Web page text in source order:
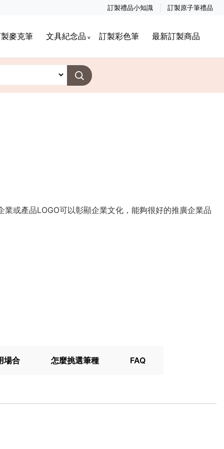
訂製禮品小知識 訂製原子筆禮品
麥克筆 文具紀念品 訂製彩色筆 最新訂製商品
業或產品LOGO可以彰顯企業文化，能夠很好的推廣企業品
場合 怎麼挑選筆種 FAQ